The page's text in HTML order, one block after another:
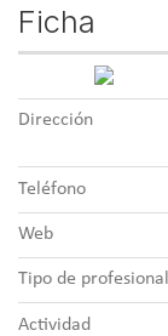
Ficha
Dirección
Teléfono
Web
Tipo de profesional
Actividad